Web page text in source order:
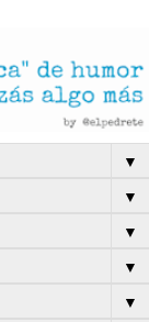
▼
▼
▼
▼
▼